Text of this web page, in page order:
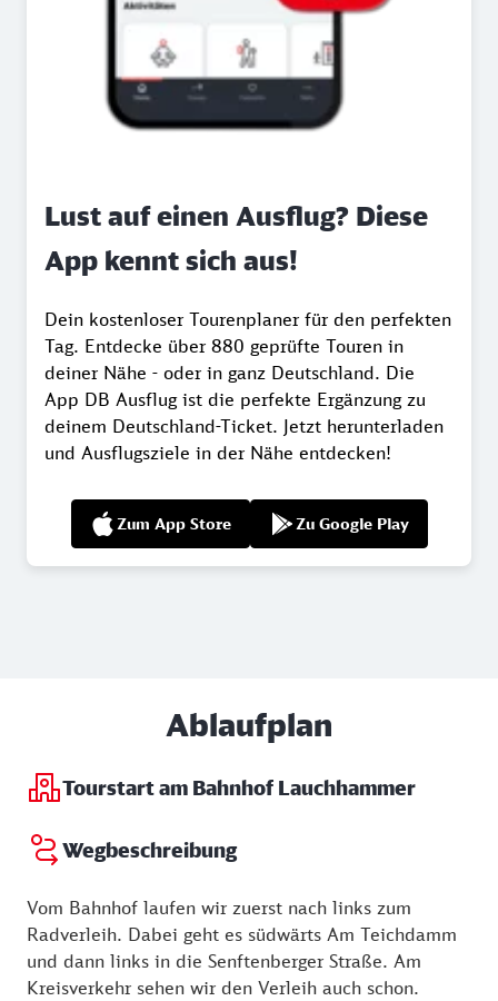
Lust auf einen Ausflug? Diese
App kennt sich aus!
Dein kostenloser Tourenplaner für den perfekten
Tag. Entdecke über 880 geprüfte Touren in
deiner Nähe - oder in ganz Deutschland. Die
App DB Ausflug ist die perfekte Ergänzung zu
deinem Deutschland-Ticket. Jetzt herunterladen
und Ausflugsziele in der Nähe entdecken!
Zum App Store Zu Google Play
Ablaufplan
Tourstart am Bahnhof Lauchhammer
Wegbeschreibung
Vom Bahnhof laufen wir zuerst nach links zum
Radverleih. Dabei geht es südwärts Am Teichdamm
und dann links in die Senftenberger Straße. Am
Kreisverkehr sehen wir den Verleih auch schon.